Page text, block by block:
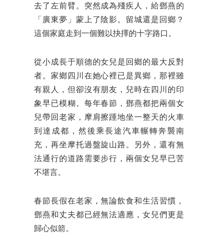
去了左前臂。突然成為殘疾人，給鄧燕的
「廣東夢」蒙上了陰影。留城還是回鄉？
這個家庭走到一個難以抉擇的十字路口。
從小成長于順德的女兒是回鄉的最大反對
者。家鄉四川在她心裡已是異鄉，那裡雖
有親人，但卻沒有朋友，兒時在四川的印
象早已模糊。每年春節，鄧燕都把兩個女
兒帶回老家，摩肩擦踵地坐一整天的火車
到達成都，然後乘長途汽車輾轉奔襲南
充，再坐摩托過盤旋山路。另外，還有無
法通行的道路需要步行，兩個女兒早已苦
不堪言。
春節長假在老家，無論飲食和生活習慣，
鄧燕和丈夫都已經無法適應，女兒們更是
歸心似箭。